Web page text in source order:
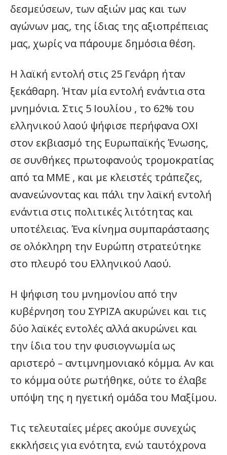
δεσμεύσεων, των αξιών μας και των
αγώνων μας, της ίδιας της αξιοπρέπειας
μας, χωρίς να πάρουμε δημόσια θέση.
Η λαϊκή εντολή στις 25 Γενάρη ήταν
ξεκάθαρη. Ήταν μία εντολή ενάντια στα
μνημόνια. Στις 5 Ιουλίου , το 62% του
ελληνικού λαού ψήφισε περήφανα ΟΧΙ
στον εκβιασμό της Ευρωπαϊκής Ένωσης,
σε συνθήκες πρωτοφανούς τρομοκρατίας
από τα ΜΜΕ , και με κλειστές τράπεζες,
ανανεώνοντας και πάλι την λαϊκή εντολή
ενάντια στις πολιτικές λιτότητας και
υποτέλειας. Ένα κίνημα συμπαράστασης
σε ολόκληρη την Ευρώπη στρατεύτηκε
στο πλευρό του Ελληνικού Λαού.
Η ψήφιση του μνημονίου από την
κυβέρνηση του ΣΥΡΙΖΑ ακυρώνει και τις
δύο λαϊκές εντολές αλλά ακυρώνει και
την ίδια του την φυσιογνωμία ως
αριστερό – αντιμνημονιακό κόμμα. Αν και
το κόμμα ούτε ρωτήθηκε, ούτε το έλαβε
υπόψη της η ηγετική ομάδα του Μαξίμου.
Τις τελευταίες μέρες ακούμε συνεχώς
εκκλήσεις για ενότητα, ενώ ταυτόχρονα